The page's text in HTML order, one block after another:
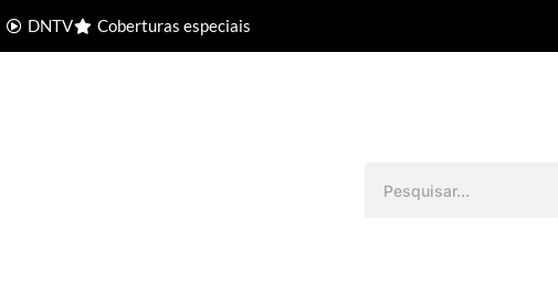
DNTV Coberturas especiais